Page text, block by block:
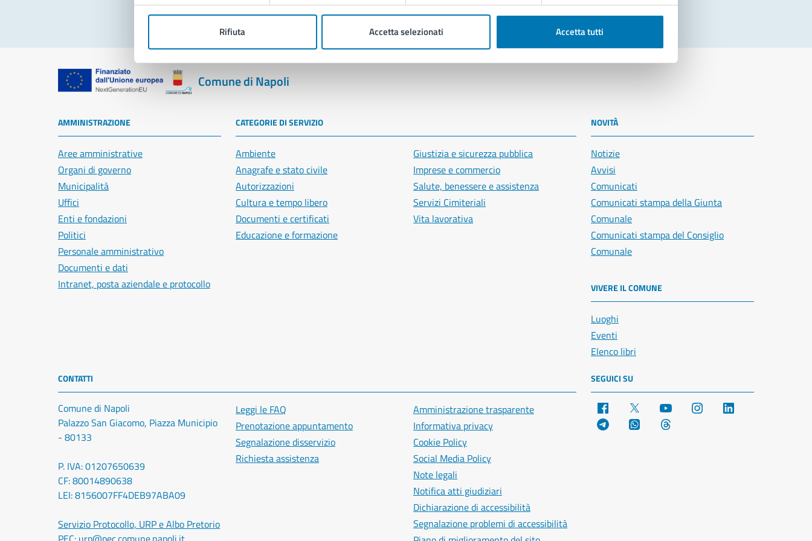
Rifiuta Accetta selezionati Accetta tutti
Comune di Napoli
AMMINISTRAZIONE
Aree amministrative
Organi di governo
Municipalità
Uffici
Enti e fondazioni
Politici
Personale amministrativo
Documenti e dati
Intranet, posta aziendale e protocollo
CATEGORIE DI SERVIZIO
Ambiente
Anagrafe e stato civile
Autorizzazioni
Cultura e tempo libero
Documenti e certificati
Educazione e formazione
Giustizia e sicurezza pubblica
Imprese e commercio
Salute, benessere e assistenza
Servizi Cimiteriali
Vita lavorativa
NOVITÀ
Notizie
Avvisi
Comunicati
Comunicati stampa della Giunta
Comunale
Comunicati stampa del Consiglio
Comunale
VIVERE IL COMUNE
Luoghi
Eventi
Elenco libri
CONTATTI
Comune di Napoli
Palazzo San Giacomo, Piazza Municipio
- 80133
P. IVA: 01207650639
CF: 80014890638
LEI: 8156007FF4DEB97ABA09
Servizio Protocollo, URP e Albo Pretorio
Leggi le FAQ
Prenotazione appuntamento
Segnalazione disservizio
Richiesta assistenza
Amministrazione trasparente
Informativa privacy
Cookie Policy
Social Media Policy
Note legali
Notifica atti giudiziari
Dichiarazione di accessibilità
Segnalazione problemi di accessibilità
SEGUICI SU
Facebook YouTube Instagram
Telegram WhatsApp